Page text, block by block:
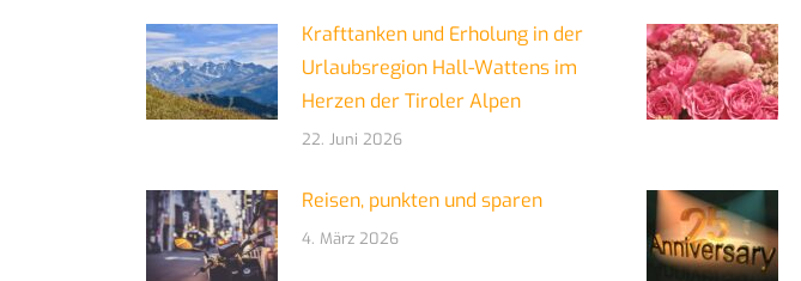
Krafttanken und Erholung in der
Urlaubsregion Hall-Wattens im
Herzen der Tiroler Alpen
22. Juni 2026
Reisen, punkten und sparen
4. März 2026